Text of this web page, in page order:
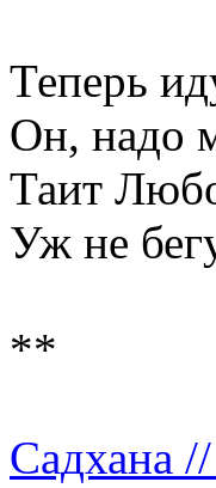
Теперь
Он, надо
Таит
Уж не
**
Садхана